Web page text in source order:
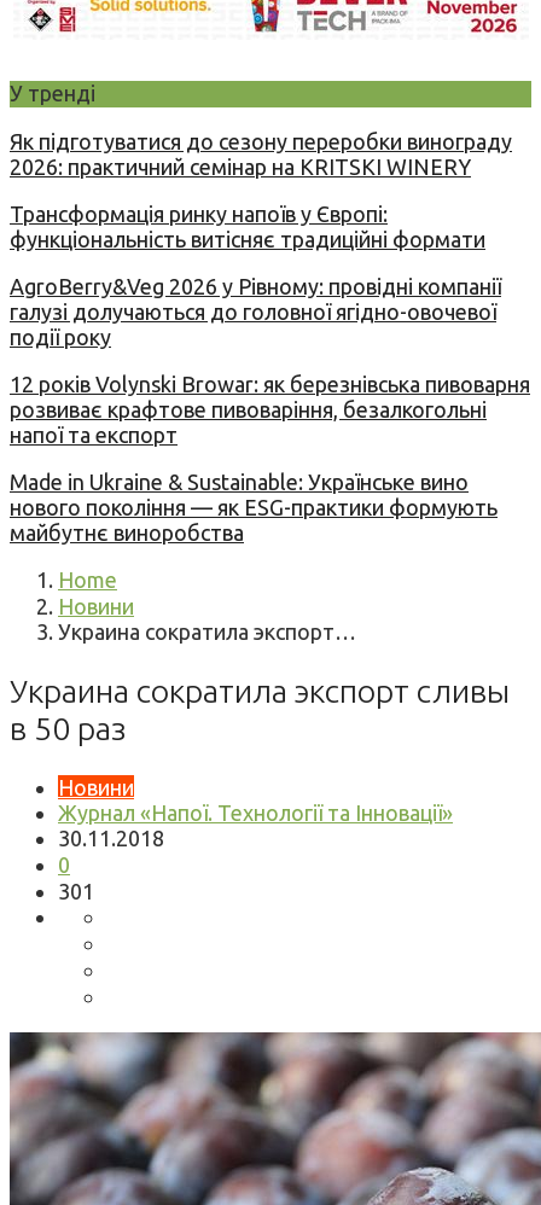
У тренді
Як підготуватися до сезону переробки винограду
2026: практичний семінар на KRITSKI WINERY
Трансформація ринку напоїв у Європі:
функціональність витісняє традиційні формати
AgroBerry&Veg 2026 у Рівному: провідні компанії
галузі долучаються до головної ягідно-овочевої
події року
12 років Volynski Browar: як березнівська пивоварня
розвиває крафтове пивоваріння, безалкогольні
напої та експорт
Made in Ukraine & Sustainable: Українське вино
нового покоління — як ESG-практики формують
майбутнє виноробства
Home
Новини
Украина сократила экспорт…
Украина сократила экспорт сливы
в 50 раз
Новини
Журнал «Напої. Технології та Інновації»
30.11.2018
0
301